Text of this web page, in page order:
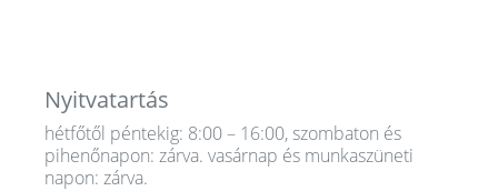
Nyitvatartás
hétfőtől péntekig: 8:00 – 16:00, szombaton és
pihenőnapon: zárva. vasárnap és munkaszüneti
napon: zárva.